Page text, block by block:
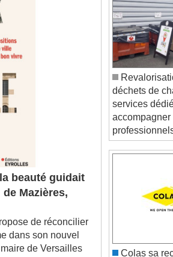
beauté guidait
Mazières,
dans son nouvel
de Versailles
et démocratique.
déchets de
services
accompagner
professionnels
technicien